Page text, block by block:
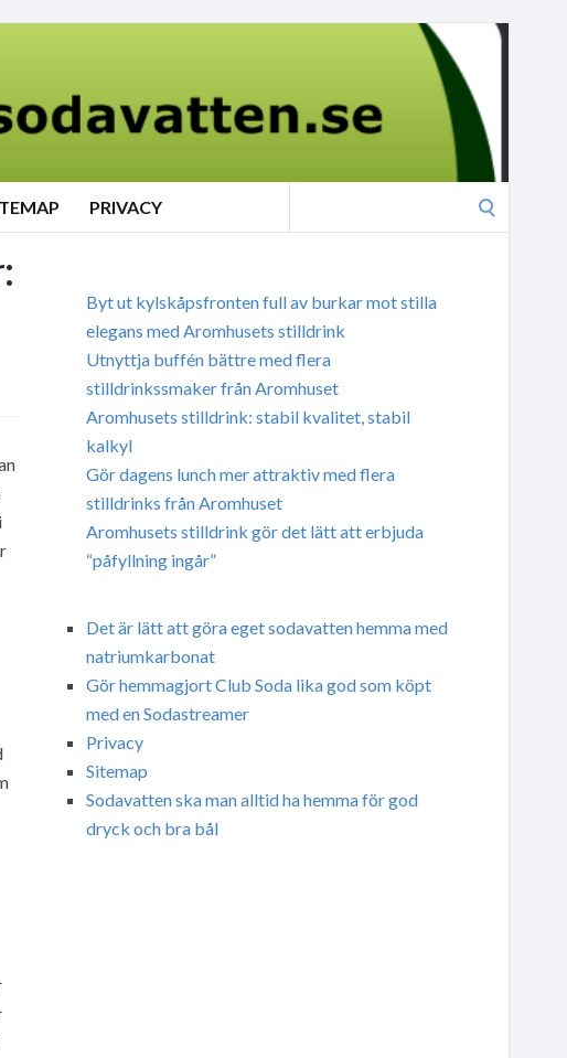
PRIVACY
Byt ut kylskåpsfronten full av burkar mot stilla
elegans med Aromhusets stilldrink
Utnyttja buffén bättre med flera
stilldrinkssmaker från Aromhuset
Aromhusets stilldrink: stabil kvalitet, stabil
kalkyl
Gör dagens lunch mer attraktiv med flera
stilldrinks från Aromhuset
Aromhusets stilldrink gör det lätt att erbjuda
“påfyllning ingår”
Det är lätt att göra eget sodavatten hemma med
natriumkarbonat
Gör hemmagjort Club Soda lika god som köpt
med en Sodastreamer
Privacy
Sitemap
Sodavatten ska man alltid ha hemma för god
dryck och bra bål